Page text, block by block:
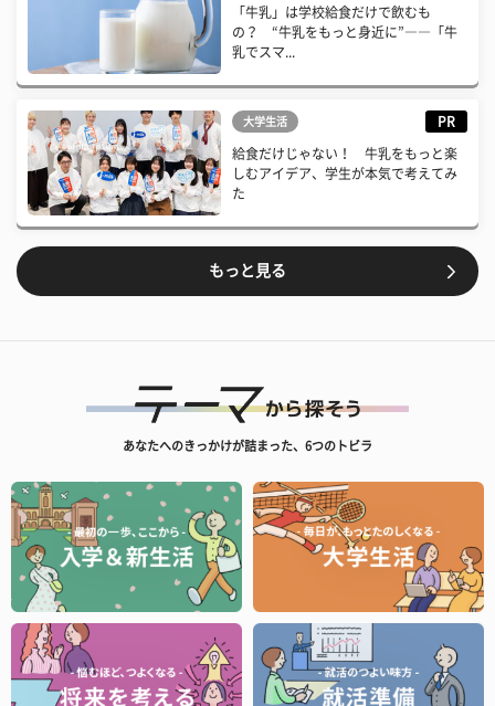
「牛乳」は学校給食だけで飲むも
の？ “牛乳をもっと身近に”――「牛
乳でスマ...
大学生活 PR
給食だけじゃない！ 牛乳をもっと楽
しむアイデア、学生が本気で考えてみ
た
もっと見る
あなたへのきっかけが詰まった、6つのトビラ